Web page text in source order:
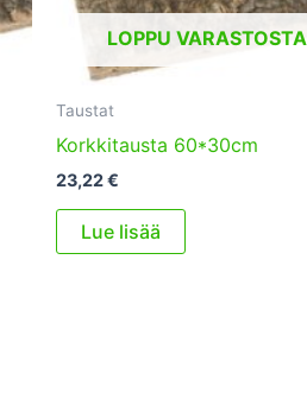
LOPPU VARASTOSTA
Taustat
Korkkitausta 60*30cm
23,22€
Lue lisää